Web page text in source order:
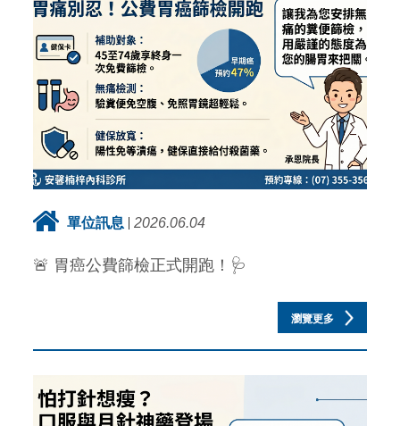
單位訊息 2026.06.04
🚨 胃癌公費篩檢正式開跑！🩺
瀏覽更多